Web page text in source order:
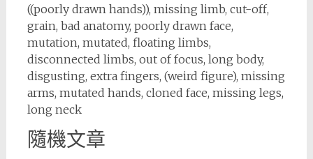
((poorly drawn hands)), missing limb, cut-off,
grain, bad anatomy, poorly drawn face,
mutation, mutated, floating limbs,
disconnected limbs, out of focus, long body,
disgusting, extra fingers, (weird figure), missing
arms, mutated hands, cloned face, missing legs,
long neck
隨機文章